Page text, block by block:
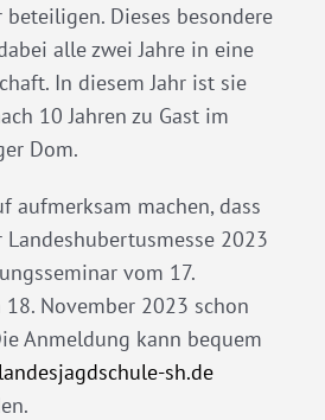
Dieses besondere
alle zwei Jahre in eine
In diesem Jahr ist sie
10 Jahren zu Gast im
Dom.
aufmerksam machen, dass
2023
vom 17.
November 2023 schon
Anmeldung kann bequem
sh.de